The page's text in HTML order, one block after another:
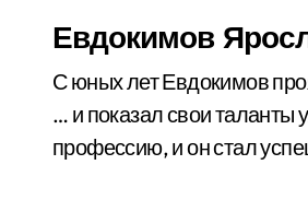
Евдокимов
С юных лет Евдокимов
… и показал свои таланты
профессию, и он стал